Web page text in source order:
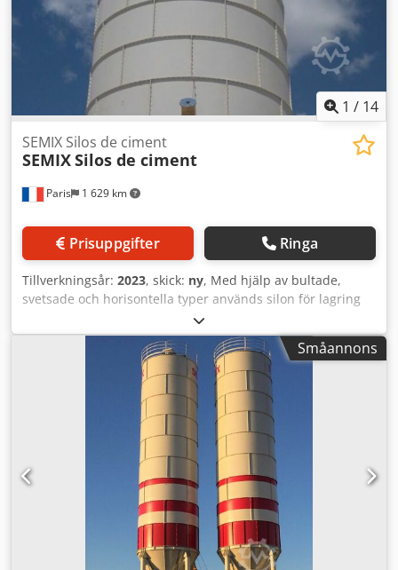
1 / 14
Paris 1 629 km
SEMIX Silos de ciment
SEMIXSilos de ciment
Prisuppgifter Ringa
Tillverkningsår: 2023, skick: ny, Med hjälp av bultade,
svetsade och horisontella typer används silon för lagring
av cement, flygaska, bentonit och andra bulkvaror.
Cedpsgau U Rjfx Amvjrf Svetsade silon Svetsade silon är att
föredra för mindre lagringskapacitet. De kan monteras och
tas i drift inom 2 timmar med hjälp av en kran. De är att
föredra för lokala lösningar där transportkostnader kan
försummas. Semix kan tillverka svetsade silon med
kapaciteter från 50 till 150 ton. Bultade silon Bultade silon
föredras på grund av deras kompakthet vid transport. De
kan fraktas i containrar för att minimera
transportkostnader. Tack vare sin modularitet kan Semix
tillverka bultade silon i kapaciteter från 100 till 2000 ton.
Semix tillhandahåller en mekanisk supervisor för korrekt
montering av bultade silon. Semix har framgångsrikt
installerat bultade silon i Peru, Israel, Tyskland och
Småannons